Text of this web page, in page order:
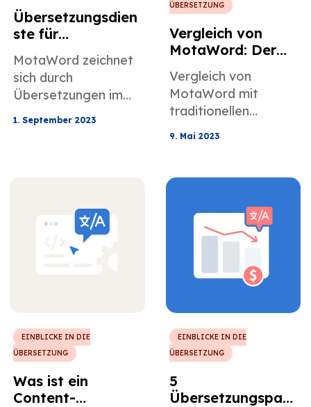
Übersetzungsdien
ste für
Biowissenschaften
MotaWord zeichnet
sich durch
Übersetzungen im
Bereich
Biowissenschaften
Gesundheitswesen
1. September 2023
ÜBERSETZUNG
Vergleich von
MotaWord: Der
überlegene
Sprachübersetzun
gsdienst
Vergleich von
MotaWord mit
traditionellen
Übersetzungsagentu
9. Mai 2023
EINBLICKE IN DIE
ÜBERSETZUNG
Was ist ein
Content-
EINBLICKE IN DIE
ÜBERSETZUNG
5
Übersetzungspan